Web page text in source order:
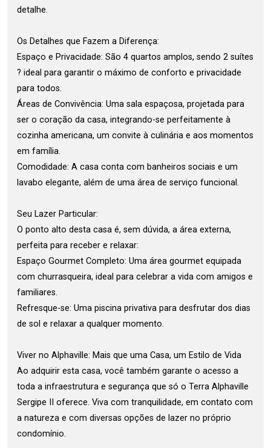
detalhe.
Os Detalhes que Fazem a Diferença:
Espaço e Privacidade: São 4 quartos amplos, sendo 2 suítes
? ideal para garantir o máximo de conforto e privacidade
para todos.
Áreas de Convivência: Uma sala espaçosa, projetada para
ser o coração da casa, integrando-se perfeitamente à
cozinha americana, um convite à culinária e aos momentos
em família.
Comodidade: A casa conta com banheiros sociais e um
lavabo elegante, além de uma área de serviço funcional.
Seu Lazer Particular:
O ponto alto desta casa é, sem dúvida, a área externa,
perfeita para receber e relaxar:
Espaço Gourmet Completo: Uma área gourmet equipada
com churrasqueira, ideal para celebrar a vida com amigos e
familiares.
Refresque-se: Uma piscina privativa para desfrutar dos dias
de sol e relaxar a qualquer momento.
Viver no Alphaville: Mais que uma Casa, um Estilo de Vida
Ao adquirir esta casa, você também garante o acesso a
toda a infraestrutura e segurança que só o Terra Alphaville
Sergipe II oferece. Viva com tranquilidade, em contato com
a natureza e com diversas opções de lazer no próprio
condomínio.